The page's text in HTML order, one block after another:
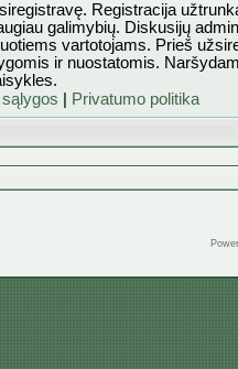
Registracija
galimybių. Diskusijų
vartotojams. Prieš
ir nuostatomis.
Privatumo politika